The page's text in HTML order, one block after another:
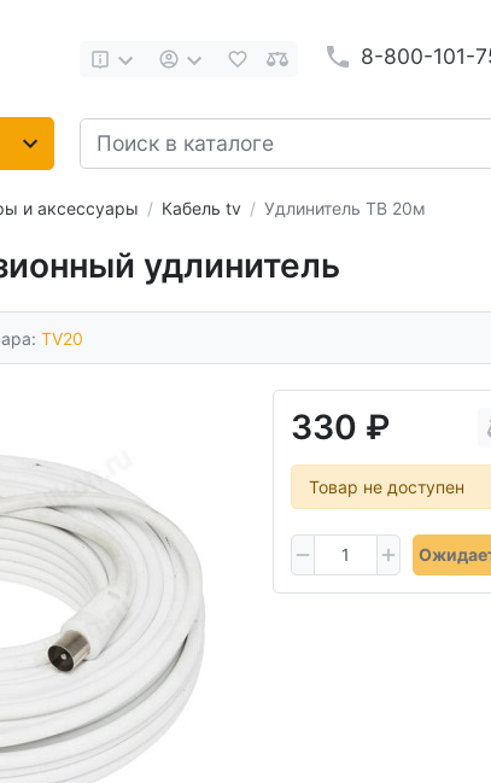
8-800-101-
и аксессуары Кабель tv Удлинитель ТВ 20м
удлинитель
TV20
330 ₽
Товар не доступен